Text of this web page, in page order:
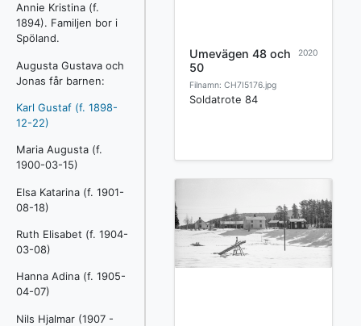
Annie Kristina (f.
1894). Familjen bor i
Spöland.
Augusta Gustava och
Jonas får barnen:
Karl Gustaf (f. 1898-
12-22)
Maria Augusta (f.
1900-03-15)
Elsa Katarina (f. 1901-
08-18)
Ruth Elisabet (f. 1904-
03-08)
Hanna Adina (f. 1905-
04-07)
Nils Hjalmar (1907 -
2020
Umevägen 48 och
50
Filnamn: CH7I5176.jpg
Soldatrote 84